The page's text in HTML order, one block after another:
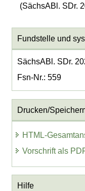
(SächsABl. SDr.
Fundstelle und
SächsABl. SDr.
Fsn-Nr.: 559
Drucken/
HTML-
Vorschrift als
Hilfe